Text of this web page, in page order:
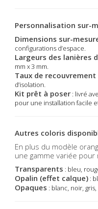
Personnalisation sur-
Dimensions sur-
configurations d’espace.
Largeurs des lanières
mm x 3 mm.
Taux de
d’isolation.
Kit prêt à poser : livré
pour une installation facile
Autres coloris
En plus du modèle
une gamme variée
Transparents : bleu,
Opalin (effet calque) :
Opaques : blanc, noir,